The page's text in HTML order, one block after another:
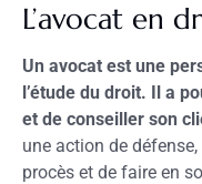
L’avocat en
Un avocat est une
l’étude du droit. Il a
et de conseiller son
une action de défense,
procès et de faire en